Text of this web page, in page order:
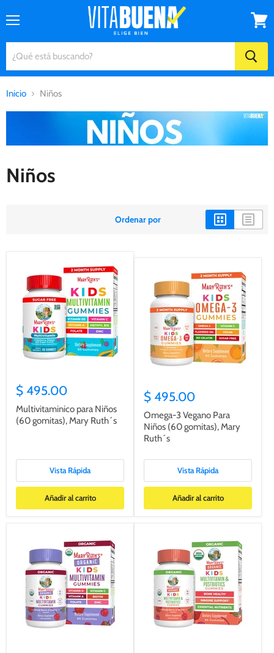
carrito
Inicio Niños
Niños
Ordenar por
$ 495.00
Multivitaminico para Niños
(60 gomitas), Mary Ruth´s
Vista Rápida
Añadir al carrito
$ 495.00
Omega-3 Vegano Para
Niños (60 gomitas), Mary
Ruth´s
Vista Rápida
Añadir al carrito